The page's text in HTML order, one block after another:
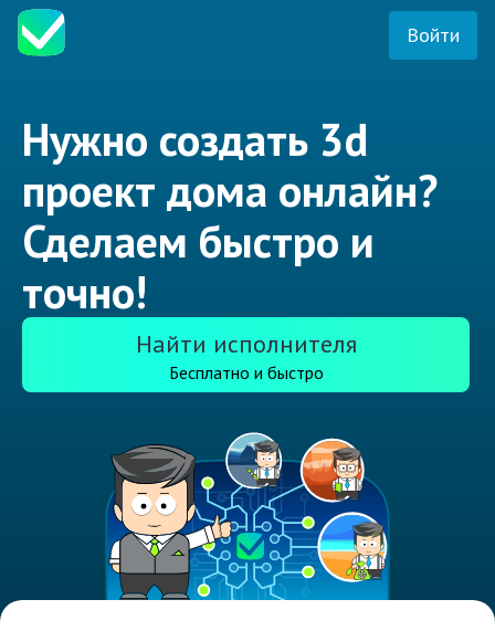
Войти
Нужно создать 3d
проект дома онлайн?
Сделаем быстро и
точно!
Найти исполнителя
Бесплатно и быстро